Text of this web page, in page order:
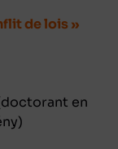
de lois »
en